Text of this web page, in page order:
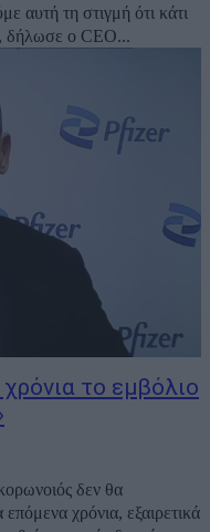
αυτή τη στιγμή ότι κάτι
δήλωσε ο CEO...
το εμβόλιο
δεν θα
επόμενα χρόνια, εξαιρετικά